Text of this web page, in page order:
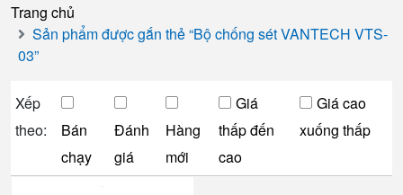
Trang chủ
Sản phẩm được gắn thẻ “Bộ chống sét VANTECH VTS-
03”
Xếp
theo:
Bán
chạy
Đánh
giá
Hàng
mới
Giá
thấp đến
cao
Giá cao
xuống thấp